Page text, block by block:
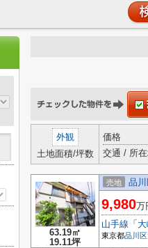
外観
土地面積/坪数
価格
交通 / 所
63.19㎡
19.11坪
売地 品川
9,980万
山手線 「
東京都品川区